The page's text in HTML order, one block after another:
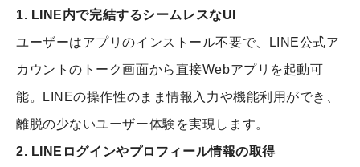
1. LINE内で完結するシームレスなUI
ユーザーはアプリのインストール不要で、LINE公式ア
カウントのトーク画面から直接Webアプリを起動可
能。LINEの操作性のまま情報入力や機能利用ができ、
離脱の少ないユーザー体験を実現します。
2. LINEログインやプロフィール情報の取得